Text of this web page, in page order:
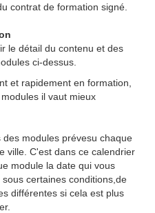
contrat de formation signé.
le détail du contenu et des
ci-dessus.
et rapidement en formation,
il vaut mieux
modules prévesu chaque
ville. C'est dans ce calendrier
module la date qui vous
certaines conditions,de
différentes si cela est plus